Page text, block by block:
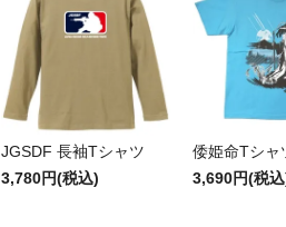
JGSDF 長袖Tシャツ
3,780円(税込)
倭姫命Tシャ
3,690円(税